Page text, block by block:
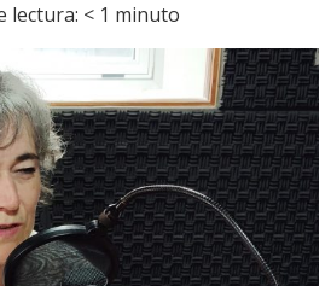
lectura: < 1 minuto